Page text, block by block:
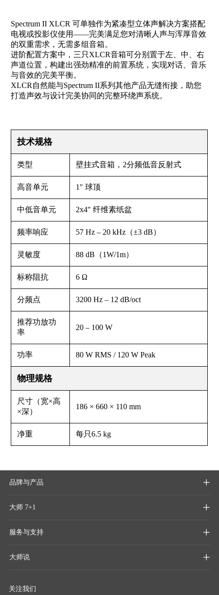
Spectrum II XLCR 可单独作为紧凑型立体声解决方案搭配
电视或投影仪使用——完美满足您对清晰人声与浑厚音效
的双重需求，无需多组音箱。
进阶配置方案中，三只XLCR音箱可分别置于左、中、右
声道位置，构建出强劲精准的前置系统，实现对话、音乐
与音效的完美平衡。
XLCR自然能与Spectrum II系列其他产品无缝衔接，助您
打造声效与设计完美协同的完整环绕声系统。
技术规格
类型 壁挂式音箱，2分频低音反射式
高音单元 1" 球顶
中低音单元 2x4" 纤维素纸盆
频率响应 57 Hz – 20 kHz（±3 dB）
灵敏度 88 dB（1W/1m）
标称阻抗 6 Ω
分频点 3200 Hz – 12 dB/oct
推荐功放功
率
20 – 100 W
功率 80 W RMS / 120 W Peak
物理规格
尺寸（宽×高
×深）
186 × 660 × 110 mm
净重 每只6.5 kg
品牌与产品 
大师 7+1 
服务与支持 
大师说 
关注我们